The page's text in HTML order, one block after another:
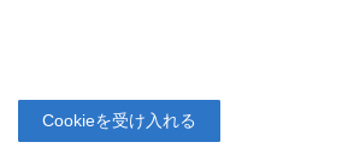
Cookieを受け入れる